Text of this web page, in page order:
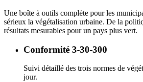
Une boîte à outils complète pour les
sérieux la végétalisation urbaine. De la
résultats mesurables pour un pays plus vert.
Conformité 3-30-300
Suivi détaillé des trois normes de
jour.